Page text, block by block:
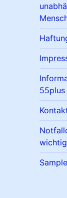
55plus